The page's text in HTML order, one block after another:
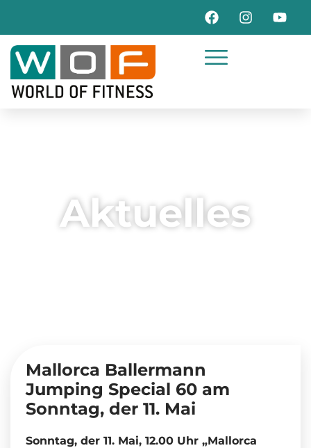
Aktuelles
Mallorca Ballermann
Jumping Special 60 am
Sonntag, der 11. Mai
Sonntag, der 11. Mai, 12.00 Uhr „Mallorca